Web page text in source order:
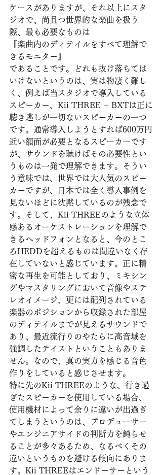
ケースがありますが、それ以上にスタ
ジオで、尚且つ世界的な楽曲を扱う
際、最も必要なものは
『楽曲内のディテイルをすべて理解で
きるモニター』
であることです。どれも抜け落ちては
いけないというのは、実は物凄く難し
く、例えば当スタジオで導入している
スピーカー、Kii THREE + BXTは正に
聴き逃しが一切ないスピーカーの一つ
です。通常導入しようとすれば600万円
近い額面が必要となるスピーカーです
が、サウンドを聴けばその必要性とい
うものは一発で理解できます。そうい
う意味では、世界では大人気のスピー
カーですが、日本では全く導入事例を
見ないほどに沈黙しているのが残念で
す。そして、Kii THREEのような立体
感あるオーケストレーションを理解で
きるヘッドフォンとなると、今のとこ
ろHEDDを超えるものは間違いなく存
在していないと感じています。正に精
密な再生を可能としており、ミキシン
グやマスタリングにおいて音像やステ
レオイメージ、更には配列されている
楽器のポジションから収録された部屋
のディテイルまでが見えるサウンドで
あり、最近流行りのやたらに高音域を
強調したテイストということもありま
せん。なので、真の実力を感じる音色
作りをしていると感じさせます。
特に先のKii THREEのような、行き過
ぎたスピーカーを使用している場合、
使用機材によって余りに違いが出過ぎ
てしまうというのは、プロデューサー
やエンジニアサイドの判断力を鈍らせ
ることが多々あるため、なるべくその
違いというものを避ける傾向にありま
す。Kii THREEはエンドーサーという